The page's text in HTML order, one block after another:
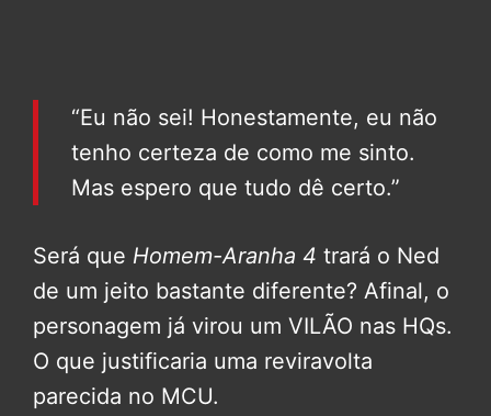
“Eu não sei! Honestamente, eu não
tenho certeza de como me sinto.
Mas espero que tudo dê certo.”
Será que Homem-Aranha 4 trará o Ned
de um jeito bastante diferente? Afinal, o
personagem já virou um VILÃO nas HQs.
O que justificaria uma reviravolta
parecida no MCU.